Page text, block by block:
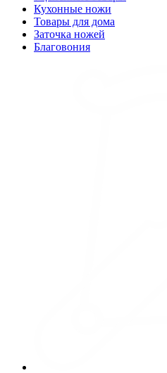
Кухонные ножи
Товары для дома
Заточка ножей
Благовония